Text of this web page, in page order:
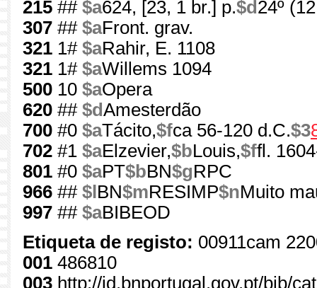
215 ## $a624, [23, 1 br.] p.$d 24º
307 ## $aFront. grav.
321 1# $aRahir, E. 1108
321 1# $aWillems 1094
500 10 $aOpera
620 ## $dAmesterdão
700 #0 $aTácito,$fca 56-120 d.C.$3
702 #1 $aElzevier,$bLouis,$ffl.
801 #0 $aPT$bBN$gRPC
966 ## $l BN$mRESIMP$nMuito
997 ## $aBIBEOD
Etiqueta de registo: 00911cam
001 486810
003 http://id.bnportugal.gov.pt/bib/